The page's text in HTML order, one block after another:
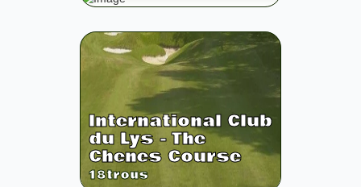
International Club
du Lys - The
Chenes Course
18trous